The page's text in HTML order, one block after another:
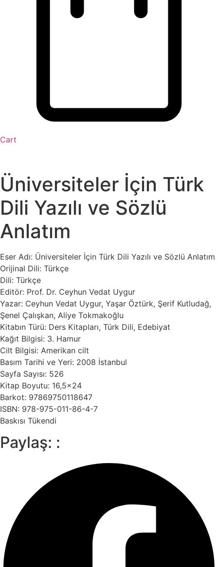
Cart
Üniversiteler İçin Türk
Dili Yazılı ve Sözlü
Anlatım
Eser Adı: Üniversiteler İçin Türk Dili Yazılı ve Sözlü Anlatım
Orijinal Dili: Türkçe
Dili: Türkçe
Editör: Prof. Dr. Ceyhun Vedat Uygur
Yazar: Ceyhun Vedat Uygur, Yaşar Öztürk, Şerif Kutludağ,
Şenel Çalışkan, Aliye Tokmakoğlu
Kitabın Türü: Ders Kitapları, Türk Dili, Edebiyat
Kağıt Bilgisi: 3. Hamur
Cilt Bilgisi: Amerikan cilt
Basım Tarihi ve Yeri: 2008 İstanbul
Sayfa Sayısı: 526
Kitap Boyutu: 16,5×24
Barkot: 97869750118647
ISBN: 978-975-011-86-4-7
Baskısı Tükendi
Paylaş: :